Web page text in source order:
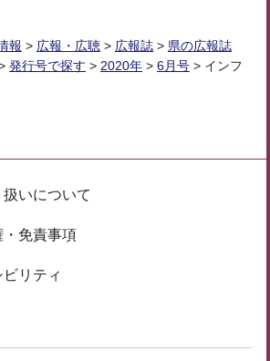
報 > 広報・広聴 > 広報誌 > 県の広報誌
発行号で探す > 2020年 > 6月号 > インフ
いについて
・免責事項
リティ